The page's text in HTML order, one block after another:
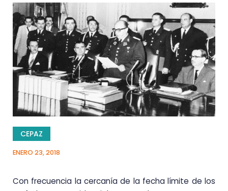
CEPAZ
ENERO 23, 2018
Con frecuencia la cercanía de la fecha límite de los